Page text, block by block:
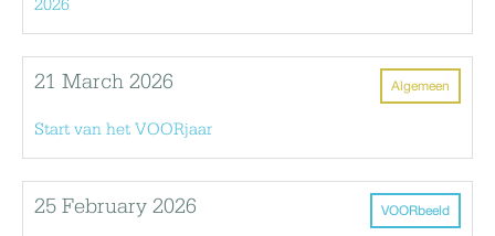
2026
Algemeen
21 March 2026
Start van het VOORjaar
VOORbeeld
25 February 2026